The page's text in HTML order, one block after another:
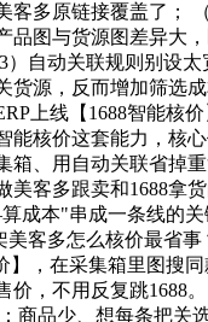
客多原链接覆盖了；
品图与货源图差异大
）自动关联规则别设
货源，反而增加筛选
上线【1688智能核
能核价这套能力，核
箱、用自动关联省掉
美客多跟卖和1688拿
成本"串成一条线的关
美客多怎么核价最省
】，在采集箱里图搜同
价，不用反复跳1688
商品少、想每条把关